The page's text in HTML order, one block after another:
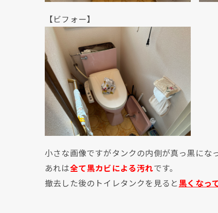
【ビフォー】
小さな画像ですがタンクの内側が真っ黒にな
あれは全て黒カビによる汚れです。
撤去した後のトイレタンクを見ると黒くなっ